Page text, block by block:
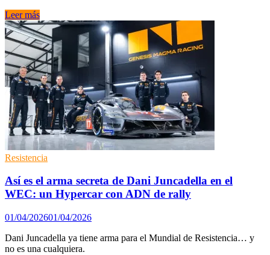
Molina
sale
tercero
casa
y
Giovinazzi
frena
la
rebelión
de
Toyota
Leer más
Resistencia
Así es el arma secreta de Dani Juncadella en el
WEC: un Hypercar con ADN de rally
01/04/202601/04/2026
Dani Juncadella ya tiene arma para el Mundial de Resistencia… y
no es una cualquiera.